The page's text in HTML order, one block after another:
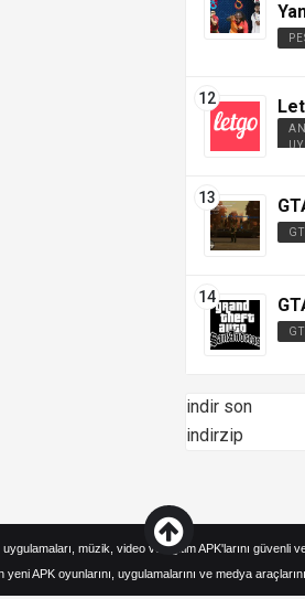
indir son
indirzip
müzik, video ve eğitim APK'larını güvenli
APK oyunlarını, uygulamalarını ve medya